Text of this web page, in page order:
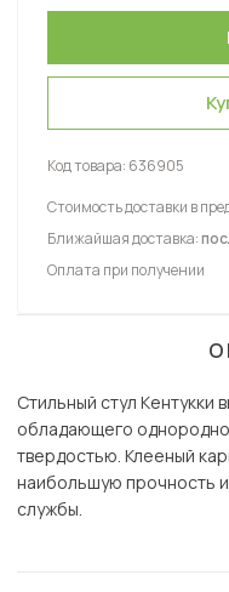
Код товара: 636905
Стоимость доставки в
Ближайшая доставка:
Оплата при получении
Стильный стул Кентукки
обладающего
твердостью. Клееный
наибольшую прочность
службы.